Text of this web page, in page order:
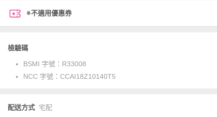
※不適用優惠券
檢驗碼
BSMI 字號： R33008
NCC 字號： CCAI18Z10140T5
配送方式 宅配